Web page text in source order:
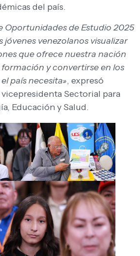
del país.
Oportunidades de Estudio 2025
jóvenes venezolanos visualizar
que ofrece nuestra nación
y convertirse en los
país necesita», expresó
Sectorial para
Educación y Salud.